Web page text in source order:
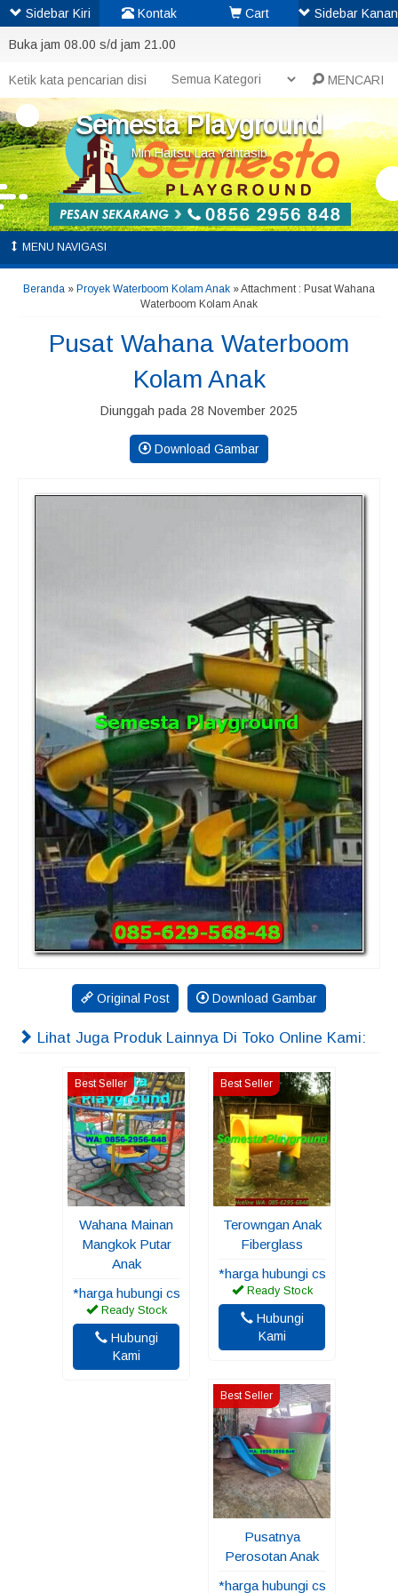
Buka jam 08.00 s/d jam 21.00
MENCARI
Semesta Playground
Min Haitsu Laa Yahtasib
MENU NAVIGASI
Beranda » Proyek Waterboom Kolam Anak » Attachment : Pusat Wahana
Waterboom Kolam Anak
Pusat Wahana Waterboom
Kolam Anak
Diunggah pada 28 November 2025
Download Gambar
Original Post Download Gambar
Lihat Juga Produk Lainnya Di Toko Online Kami:
Best Seller
Wahana Mainan
Mangkok Putar
Anak
*harga hubungi cs
Ready Stock
Hubungi
Kami
Best Seller
Terowngan Anak
Fiberglass
*harga hubungi cs
Ready Stock
Hubungi
Kami
Best Seller
Pusatnya
Perosotan Anak
*harga hubungi cs
Sidebar Kiri Kontak Cart Sidebar Kanan